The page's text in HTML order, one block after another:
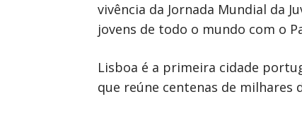
vivência da Jornada Mundial da
jovens de todo o mundo com o
Lisboa é a primeira cidade
que reúne centenas de milhares